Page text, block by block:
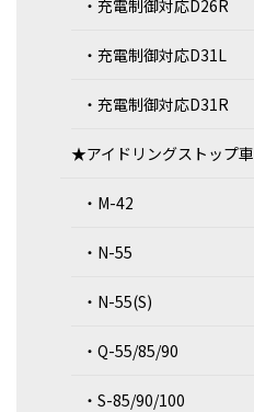
・充電制御対応D26R
・充電制御対応D31L
・充電制御対応D31R
★アイドリングストップ車
・M-42
・N-55
・N-55(S)
・Q-55/85/90
・S-85/90/100